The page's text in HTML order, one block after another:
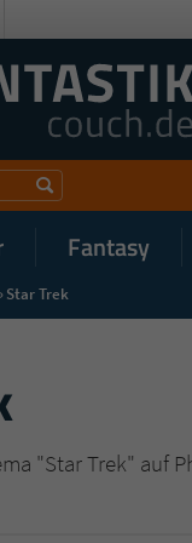
Fantasy
Star Trek
"Star Trek" auf